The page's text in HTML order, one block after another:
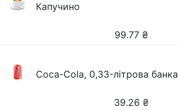
Капучино
99.77 ₴
Coca-Cola, 0,33-літрова банка
39.26 ₴